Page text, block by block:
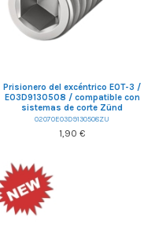
Prisionero del excéntrico EOT-3 /
E03D9130508 / compatible con
sistemas de corte Zünd
02070E03D9130508ZU
1,90 €